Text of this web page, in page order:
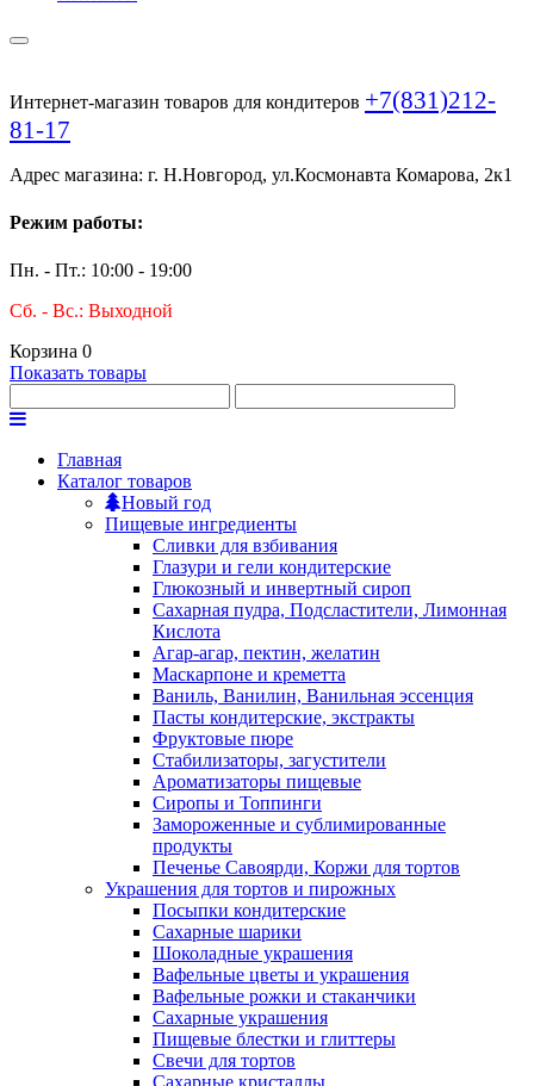
Интернет-магазин товаров для кондитеров +7(831)212-
81-17
Адрес магазина: г. Н.Новгород, ул.Космонавта Комарова, 2к1
Режим работы:
Пн. - Пт.: 10:00 - 19:00
Сб. - Вс.: Выходной
Корзина 0
Показать товары
Главная
Каталог товаров
Новый год
Пищевые ингредиенты
Сливки для взбивания
Глазури и гели кондитерские
Глюкозный и инвертный сироп
Сахарная пудра, Подсластители, Лимонная
Кислота
Агар-агар, пектин, желатин
Маскарпоне и креметта
Ваниль, Ванилин, Ванильная эссенция
Пасты кондитерские, экстракты
Фруктовые пюре
Стабилизаторы, загустители
Ароматизаторы пищевые
Сиропы и Топпинги
Замороженные и сублимированные
продукты
Печенье Савоярди, Коржи для тортов
Украшения для тортов и пирожных
Посыпки кондитерские
Сахарные шарики
Шоколадные украшения
Вафельные цветы и украшения
Вафельные рожки и стаканчики
Сахарные украшения
Пищевые блестки и глиттеры
Свечи для тортов